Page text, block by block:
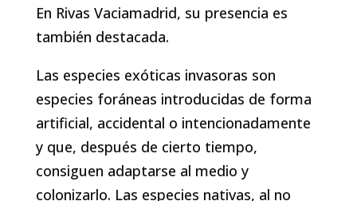
En Rivas Vaciamadrid, su presencia es
también destacada.‎
Las especies exóticas invasoras son
especies foráneas introducidas de ‎forma
artificial, accidental o intencionadamente
y que, después de ‎cierto tiempo,
consiguen adaptarse al medio y
colonizarlo. Las ‎especies nativas, al no